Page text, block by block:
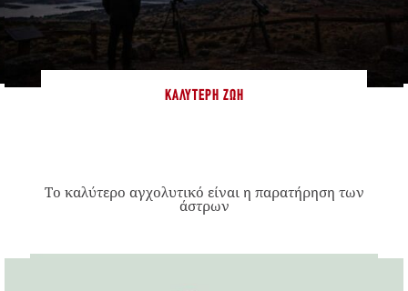
ΚΑΛΎΤΕΡΗ ΖΩΉ
Το καλύτερο αγχολυτικό είναι η παρατήρηση των
άστρων